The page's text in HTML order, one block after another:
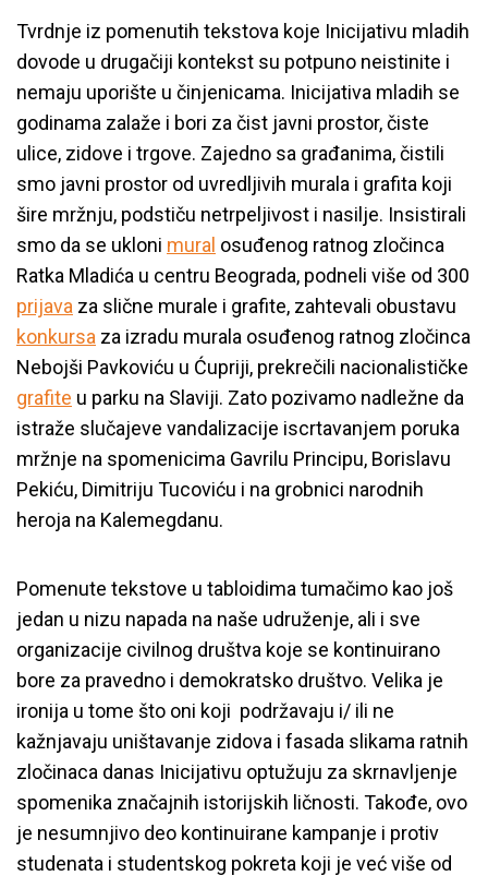
Tvrdnje iz pomenutih tekstova koje Inicijativu mladih
dovode u drugačiji kontekst su potpuno neistinite i
nemaju uporište u činjenicama. Inicijativa mladih se
godinama zalaže i bori za čist javni prostor, čiste
ulice, zidove i trgove. Zajedno sa građanima, čistili
smo javni prostor od uvredljivih murala i grafita koji
šire mržnju, podstiču netrpeljivost i nasilje. Insistirali
smo da se ukloni mural osuđenog ratnog zločinca
Ratka Mladića u centru Beograda, podneli više od 300
prijava za slične murale i grafite, zahtevali obustavu
konkursa za izradu murala osuđenog ratnog zločinca
Nebojši Pavkoviću u Ćupriji, prekrečili nacionalističke
grafite u parku na Slaviji. Zato pozivamo nadležne da
istraže slučajeve vandalizacije iscrtavanjem poruka
mržnje na spomenicima Gavrilu Principu, Borislavu
Pekiću, Dimitriju Tucoviću i na grobnici narodnih
heroja na Kalemegdanu.
Pomenute tekstove u tabloidima tumačimo kao još
jedan u nizu napada na naše udruženje, ali i sve
organizacije civilnog društva koje se kontinuirano
bore za pravedno i demokratsko društvo. Velika je
ironija u tome što oni koji podržavaju i/ ili ne
kažnjavaju uništavanje zidova i fasada slikama ratnih
zločinaca danas Inicijativu optužuju za skrnavljenje
spomenika značajnih istorijskih ličnosti. Takođe, ovo
je nesumnjivo deo kontinuirane kampanje i protiv
studenata i studentskog pokreta koji je već više od